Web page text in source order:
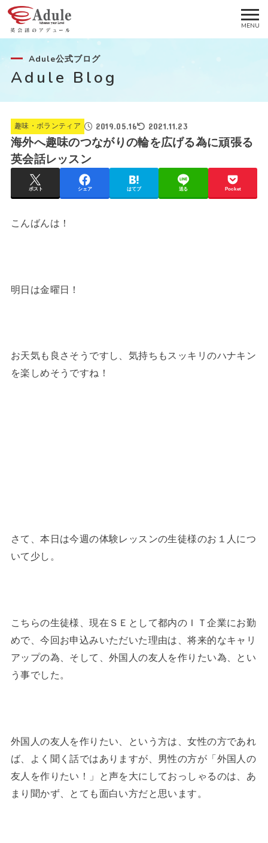
Adule公式ブログ
Adule Blog
趣味・ボランティア 2019.05.16 2021.11.23
海外へ趣味のつながりの輪を広げる為に頑張る
英会話レッスン
ポスト シェア はてブ 送る Pocket
こんばんは！
明日は金曜日！
お天気も良さそうですし、気持ちもスッキリのハナキン
を楽しめそうですね！
さて、本日は今週の体験レッスンの生徒様のお１人につ
いて少し。
こちらの生徒様、現在ＳＥとして都内のＩＴ企業にお勤
めで、今回お申込みいただいた理由は、将来的なキャリ
アップの為、そして、外国人の友人を作りたい為、とい
う事でした。
外国人の友人を作りたい、という方は、女性の方であれ
ば、よく聞く話ではありますが、男性の方が「外国人の
友人を作りたい！」と声を大にしておっしゃるのは、あ
まり聞かず、とても面白い方だと思います。